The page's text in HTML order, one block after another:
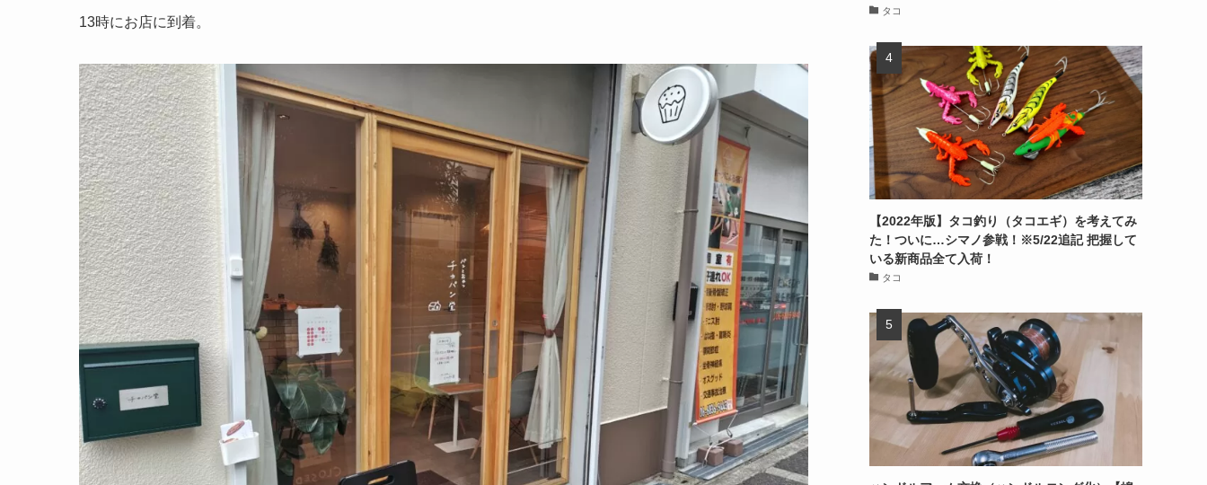
13時にお店に到着。
タコ
【2022年版】タコ釣り（タコエギ）を考えてみ
た！ついに…シマノ参戦！※5/22追記 把握して
いる新商品全て入荷！
タコ